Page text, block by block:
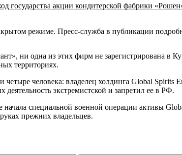
государства акции кондитерской фабрики
режиме. Пресс-служба в публикации
ни одна из этих фирм не зарегистрирована в
территориях.
четыре человека: владелец холдинга Global
деятельность экстремистской и запретил ее в РФ.
специальной военной операции активы
прежних владельцев.